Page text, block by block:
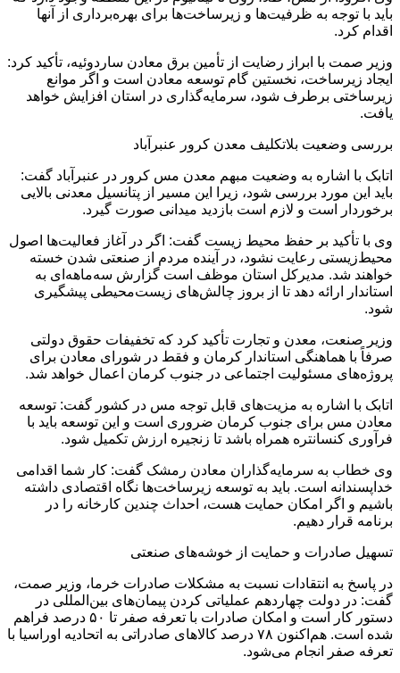
باید با توجه به ظرفیت‌ها و زیرساخت‌ها برای بهره‌برداری از آنها
اقدام کرد.
وزیر صمت با ابراز رضایت از تأمین برق معادن ساردوئیه، تأکید کرد:
ایجاد زیرساخت، نخستین گام توسعه معادن است و اگر موانع
زیرساختی برطرف شود، سرمایه‌گذاری در استان افزایش خواهد
یافت.
بررسی وضعیت بلاتکلیف معدن کرور عنبرآباد
اتابک با اشاره به وضعیت مبهم معدن مس کرور در عنبرآباد گفت:
باید این مورد بررسی شود، زیرا این مسیر از پتانسیل معدنی بالایی
برخوردار است و لازم است بازدید میدانی صورت گیرد.
وی با تأکید بر حفظ محیط زیست گفت: اگر در آغاز فعالیت‌ها اصول
محیط‌زیستی رعایت نشود، در آینده مردم از صنعتی شدن خسته
خواهند شد. مدیرکل استان موظف است گزارش سه‌ماهه‌ای به
استاندار ارائه دهد تا از بروز چالش‌های زیست‌محیطی پیشگیری
شود.
وزیر صنعت، معدن و تجارت تأکید کرد که تخفیفات حقوق دولتی
صرفاً با هماهنگی استاندار کرمان و فقط در شورای معادن برای
پروژه‌های مسئولیت اجتماعی در جنوب کرمان اعمال خواهد شد.
اتابک با اشاره به مزیت‌های قابل توجه مس در کشور گفت: توسعه
معادن مس برای جنوب کرمان ضروری است و این توسعه باید با
فرآوری کنسانتره همراه باشد تا زنجیره ارزش تکمیل شود.
وی خطاب به سرمایه‌گذاران معادن رمشک گفت: کار شما اقدامی
خداپسندانه است. باید به توسعه زیرساخت‌ها نگاه اقتصادی داشته
باشیم و اگر امکان حمایت هست، احداث چندین کارخانه را در
برنامه قرار دهیم.
تسهیل صادرات و حمایت از خوشه‌های صنعتی
در پاسخ به انتقادات نسبت به مشکلات صادرات خرما، وزیر صمت،
گفت: در دولت چهاردهم عملیاتی کردن پیمان‌های بین‌المللی در
دستور کار است و امکان صادرات با تعرفه صفر تا ۵۰ درصد فراهم
شده است. هم‌اکنون ۷۸ درصد کالاهای صادراتی به اتحادیه اوراسیا با
تعرفه صفر انجام می‌شود.